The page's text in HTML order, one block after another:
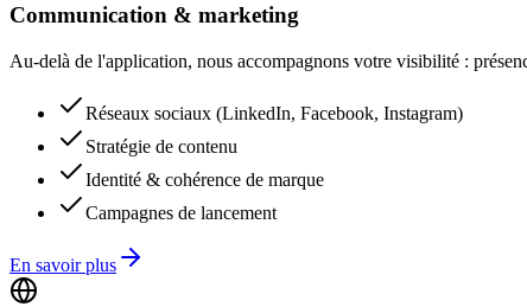
Communication & marketing
Au-delà de l'application, nous accompagnons votre visibilité :
Réseaux sociaux (LinkedIn, Facebook, Instagram)
Stratégie de contenu
Identité & cohérence de marque
Campagnes de lancement
En savoir plus